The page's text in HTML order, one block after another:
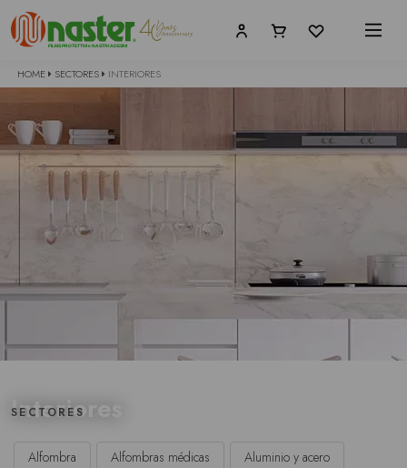
HOME SECTORES INTERIORES
Interiores
SECTORES
Alfombra Alfombras médicas Aluminio y acero